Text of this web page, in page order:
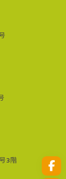
3階